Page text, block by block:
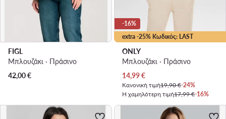
FIGL
Μπλουζάκι · Πράσινο
42,00€
extra -25% Κωδικός: LAST
-16%
ONLY
Μπλουζάκι · Πράσινο
Τρέχουσα τιμή
14,99€
Κανονική τιμή19,90 €-24%
Η χαμηλότερη τιμή17,99 €-16%